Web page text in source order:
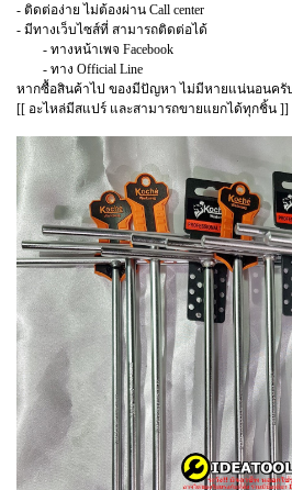
- ติดต่อง่าย ไม่ต้องผ่าน Call center
- มีทางเว็บไซส์ที่ สามารถติดต่อได้
- ทางหน้าเพจ Facebook
- ทาง Official Line
หากซื้อสินค้าไป ของมีปัญหา ไม่มีหายแน่นอนครั
[[ อะไหล่มีสแปร์ และสามารถขายแยกได้ทุกชิ้น ]]